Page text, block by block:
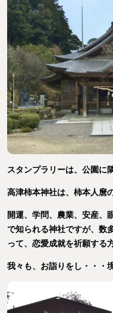
スタンプラリーは、公園に
高津柿本神社は、柿本人麿
開運、学問、農業、安産、
で知られる神社ですが、数
って、恋愛成就を祈願する
我々も、お詣りをし・・・